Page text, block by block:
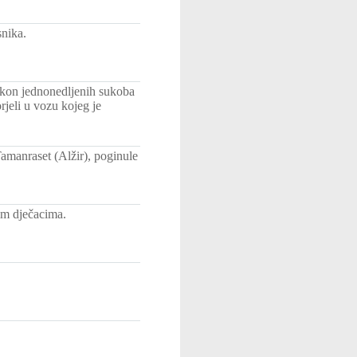
jednonedljenih sukoba
u vozu kojeg je
(Alžir), poginule
dječacima.